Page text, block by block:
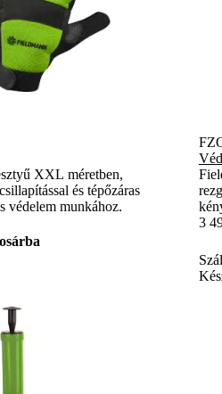
XXL méretben,
és tépőzáras
védelem munkához.
3